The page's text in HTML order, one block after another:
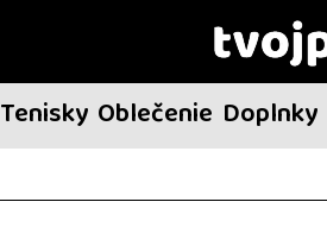
Tenisky Oblečenie Doplnky